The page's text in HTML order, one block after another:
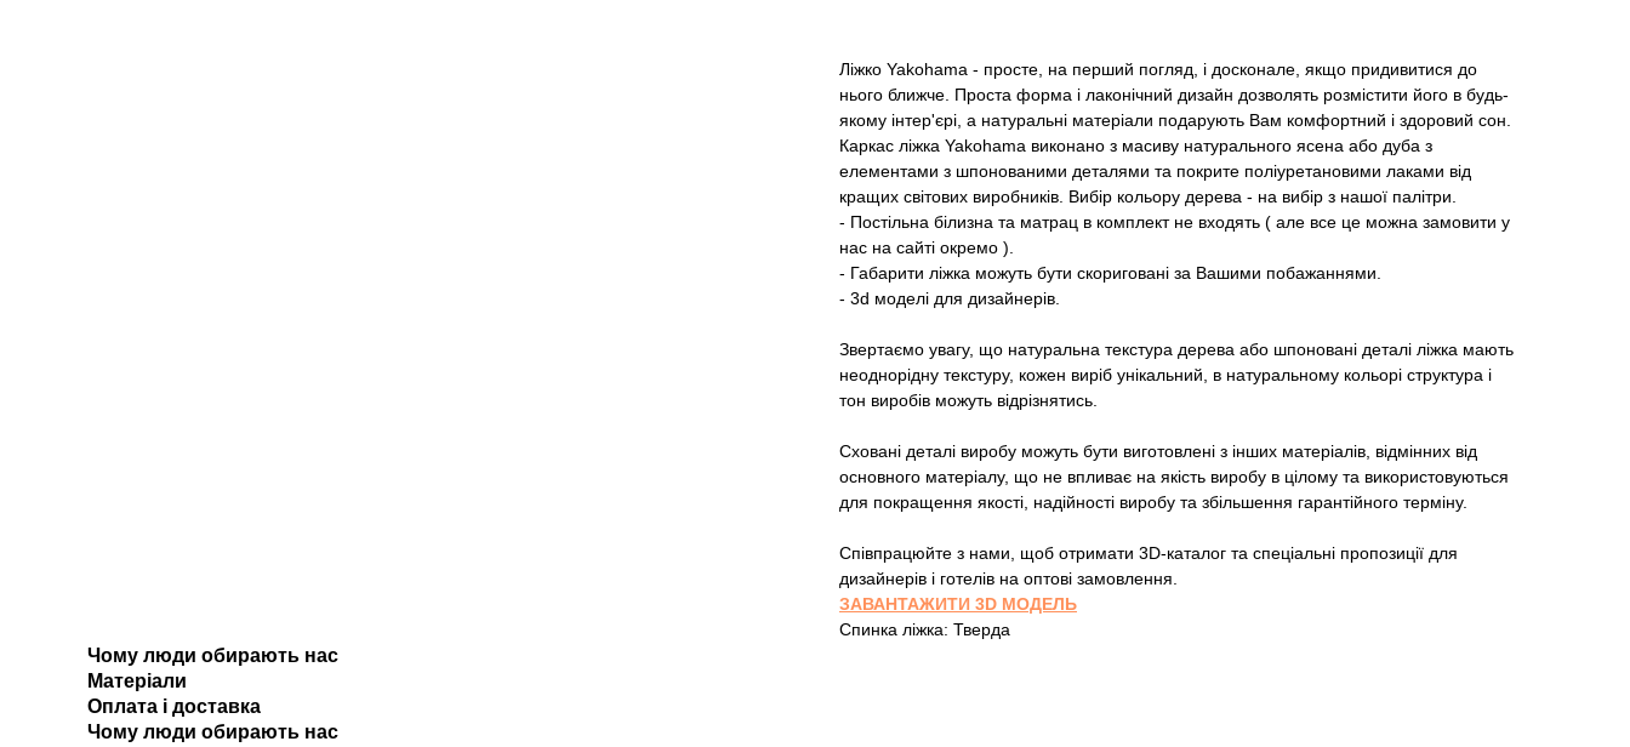
Ліжко Yakohama - просте, на перший погляд, і досконале, якщо придивитися до
нього ближче. Проста форма і лаконічний дизайн дозволять розмістити його в будь-
якому інтер'єрі, а натуральні матеріали подарують Вам комфортний і здоровий сон.
Каркас ліжка Yakohama виконано з масиву натурального ясена або дуба з
елементами з шпонованими деталями та покрите поліуретановими лаками від
кращих світових виробників. Вибір кольору дерева - на вибір з нашої палітри.
- Постільна білизна та матрац в комплект не входять ( але все це можна замовити у
нас на сайті окремо ).
- Габарити ліжка можуть бути скориговані за Вашими побажаннями.
- 3d моделі для дизайнерів.
Звертаємо увагу, що натуральна текстура дерева або шпоновані деталі ліжка мають
неоднорідну текстуру, кожен виріб унікальний, в натуральному кольорі структура і
тон виробів можуть відрізнятись.
Сховані деталі виробу можуть бути виготовлені з інших матеріалів, відмінних від
основного матеріалу, що не впливає на якість виробу в цілому та використовуються
для покращення якості, надійності виробу та збільшення гарантійного терміну.
Співпрацюйте з нами, щоб отримати 3D-каталог та спеціальні пропозиції для
дизайнерів і готелів на оптові замовлення.
ЗАВАНТАЖИТИ 3D МОДЕЛЬ
Спинка ліжка: Тверда
Чому люди обирають нас
Матеріали
Оплата і доставка
Чому люди обирають нас